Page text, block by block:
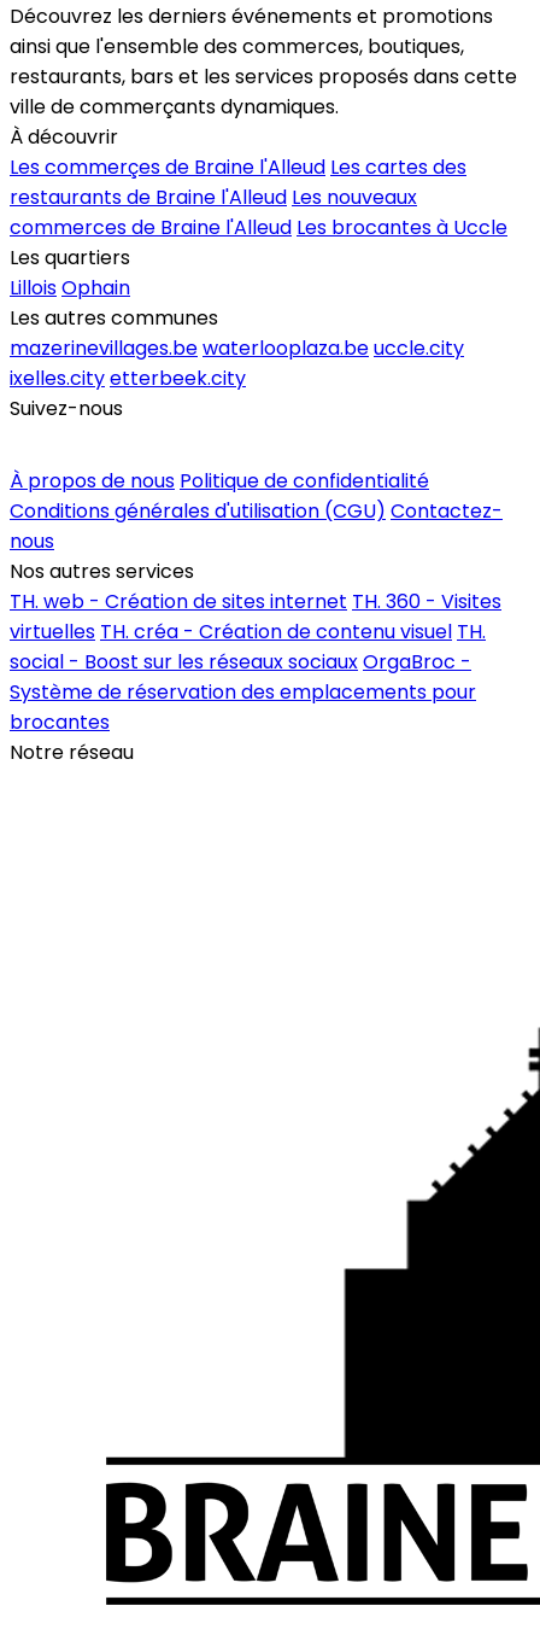
Découvrez les derniers événements et promotions
ainsi que l'ensemble des commerces, boutiques,
restaurants, bars et les services proposés dans cette
ville de commerçants dynamiques.
À découvrir
Les commerçes de Braine l'Alleud Les cartes des
restaurants de Braine l'Alleud Les nouveaux
commerces de Braine l'Alleud Les brocantes à Uccle
Les quartiers
LilloisOphain
Les autres communes
mazerinevillages.bewaterlooplaza.beuccle.city
ixelles.cityetterbeek.city
Suivez-nous
À propos de nous Politique de confidentialité
Conditions générales d'utilisation (CGU) Contactez-
nous
Nos autres services
TH. web - Création de sites internet TH. 360 - Visites
virtuelles TH. créa - Création de contenu visuel TH.
social - Boost sur les réseaux sociauxOrgaBroc -
Système de réservation des emplacements pour
brocantes
Notre réseau